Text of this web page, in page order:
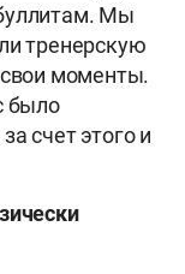
Мы
тренерскую
свои моменты.
было
счет этого и